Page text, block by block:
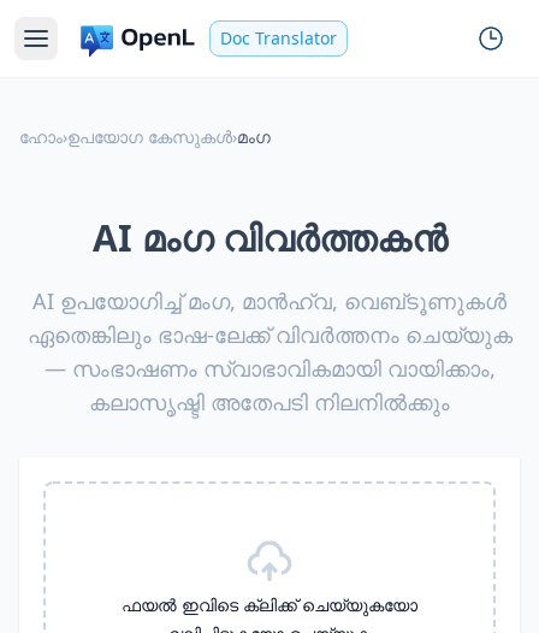
Doc Translator
ഹോം›ഉപയോഗ കേസുകൾ›മംഗ
AI മംഗ വിവർത്തകൻ
AI ഉപയോഗിച്ച് മംഗ, മാൻഹ്വ, വെബ്‌ടൂണുകൾ
ഏതെങ്കിലും ഭാഷ-ലേക്ക് വിവർത്തനം ചെയ്യുക
— സംഭാഷണം സ്വാഭാവികമായി വായിക്കാം,
കലാസൃഷ്ടി അതേപടി നിലനിൽക്കും
ഫയൽ ഇവിടെ ക്ലിക്ക് ചെയ്യുകയോ